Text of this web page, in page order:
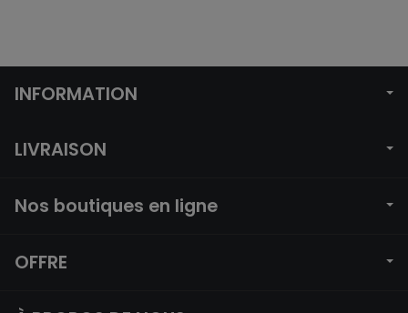
INFORMATION
LIVRAISON
Nos boutiques en ligne
OFFRE